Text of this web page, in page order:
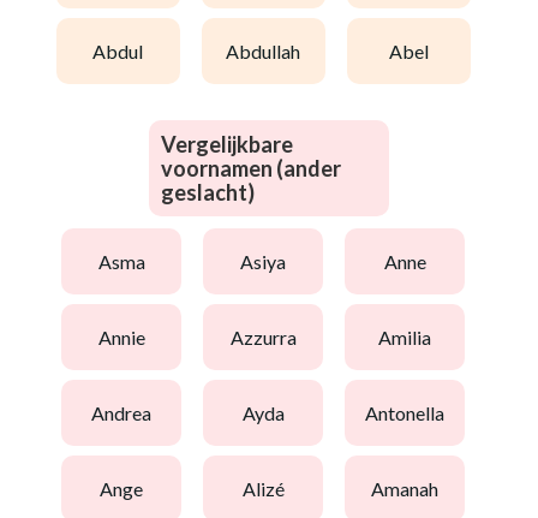
abdul abdullah abel
Vergelijkbare
voornamen (ander
geslacht)
asma asiya anne
annie azzurra amilia
andrea ayda antonella
ange alizé amanah